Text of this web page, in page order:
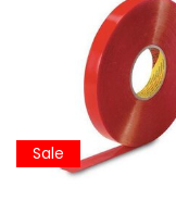
Sale